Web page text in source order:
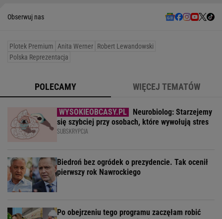
Obserwuj nas
Plotek Premium Anita Werner Robert Lewandowski
Polska Reprezentacja
POLECAMY WIĘCEJ TEMATÓW
Neurobiolog: Starzejemy
się szybciej przy osobach, które wywołują stres
SUBSKRYPCJA
Biedroń bez ogródek o prezydencie. Tak ocenił
pierwszy rok Nawrockiego
Po obejrzeniu tego programu zaczęłam robić